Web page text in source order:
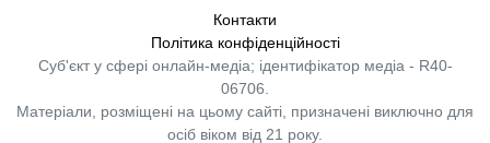
Контакти
Політика конфіденційності
Суб'єкт у сфері онлайн-медіа; ідентифікатор медіа - R40-
06706.
Матеріали, розміщені на цьому сайті, призначені виключно для
осіб віком від 21 року.